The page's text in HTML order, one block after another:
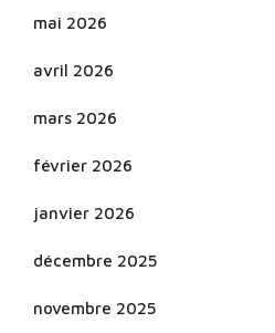
mai 2026
avril 2026
mars 2026
février 2026
janvier 2026
décembre 2025
novembre 2025